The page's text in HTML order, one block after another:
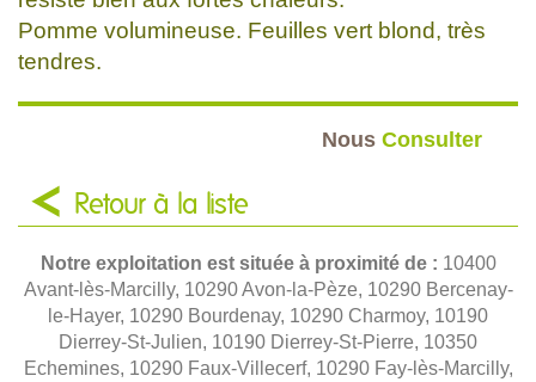
Pomme volumineuse. Feuilles vert blond, très
tendres.
Nous Consulter
Retour à la liste
Notre exploitation est située à proximité de : 10400
Avant-lès-Marcilly, 10290 Avon-la-Pèze, 10290 Bercenay-
le-Hayer, 10290 Bourdenay, 10290 Charmoy, 10190
Dierrey-St-Julien, 10190 Dierrey-St-Pierre, 10350
Echemines, 10290 Faux-Villecerf, 10290 Fay-lès-Marcilly,